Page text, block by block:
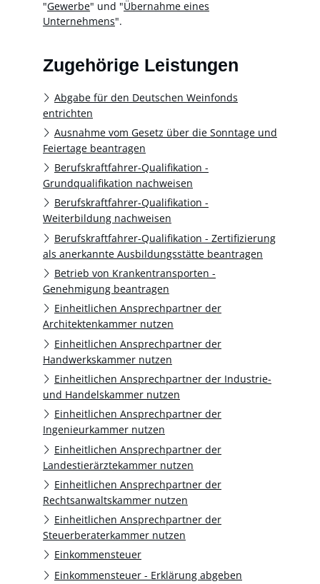
"Gewerbe" und "Übernahme eines
Unternehmens".
Zugehörige Leistungen
Abgabe für den Deutschen Weinfonds
entrichten
Ausnahme vom Gesetz über die Sonntage und
Feiertage beantragen
Berufskraftfahrer-Qualifikation -
Grundqualifikation nachweisen
Berufskraftfahrer-Qualifikation -
Weiterbildung nachweisen
Berufskraftfahrer-Qualifikation - Zertifizierung
als anerkannte Ausbildungsstätte beantragen
Betrieb von Krankentransporten -
Genehmigung beantragen
Einheitlichen Ansprechpartner der
Architektenkammer nutzen
Einheitlichen Ansprechpartner der
Handwerkskammer nutzen
Einheitlichen Ansprechpartner der Industrie-
und Handelskammer nutzen
Einheitlichen Ansprechpartner der
Ingenieurkammer nutzen
Einheitlichen Ansprechpartner der
Landestierärztekammer nutzen
Einheitlichen Ansprechpartner der
Rechtsanwaltskammer nutzen
Einheitlichen Ansprechpartner der
Steuerberaterkammer nutzen
Einkommensteuer
Einkommensteuer - Erklärung abgeben